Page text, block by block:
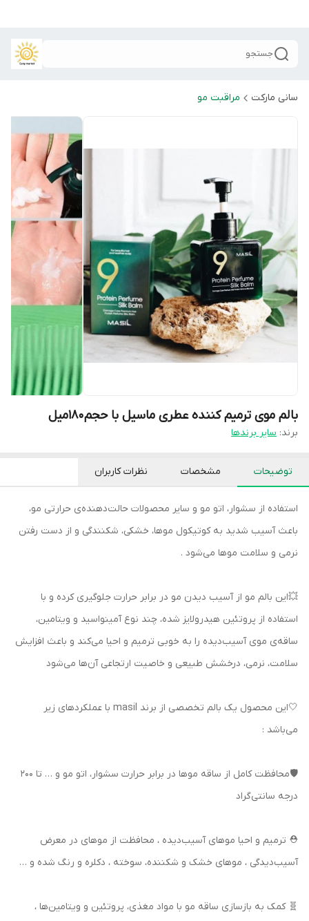
جستجو
سانی مارکت مراقبت مو
بالم موی ترمیم کننده عطری ماسیل با حجم180میل
برند: سایر برندها
توضیحات مشخصات نظرات کاربران
استفاده از سشوار، اتو مو و سایر محصولات حالت‌دهنده‌ی حرارتی مو،
باعث آسیب شدید به کوتیکول موها، خشکی، شکنندگی و از دست رفتن
نرمی و سلامت موها می‌شود .
💥این بالم مو از آسیب دیدن مو در برابر حرارت جلوگیری کرده و با
استفاده از پروتئین هیدرولایز شده، چند نوع آمینواسید و ویتامین،
ساقه‌ی موی آسیب‌دیده را به خوبی ترمیم و احیا می‌کند و باعث افزایش
سلامت، نرمی، درخشش طبیعی و خاصیت ارتجاعی آن‌ها می‌شود
🤍این محصول یک بالم تخصصی از برند masil با عملکردهای زیر
می‌باشد :
🛡محافظت کامل از ساقه موها در برابر حرارت سشوار، اتو مو و … تا ۲۰۰
درجه سانتی‌گراد
⛑ ترمیم و احیا موهای آسیب‌دیده ، محافظت از موهای در معرض
آسیب‌دیدگی ، موهای خشک و شکننده، سوخته ، دکلره‌ و رنگ شده و …
🧬 کمک به بازسازی ساقه مو با مواد مغذی، پروتئین و ویتامین‌ها ،